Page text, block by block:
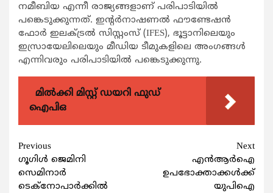
നമീബിയ എന്നീ രാജ്യങ്ങളാണ് പരിപാടിയിൽ
പങ്കെടുക്കുന്നത്. ഇന്റർനാഷണൽ ഫൗണ്ടേഷൻ
ഫോർ ഇലക്‌ട്രൽ സിസ്റ്റംസ് (IFES), ഭൂട്ടാനിലെയും
ഇസ്രായേലിലെയും മീഡിയ ടീമുകളിലെ അംഗങ്ങൾ
എന്നിവരും പരിപാടിയിൽ പങ്കെടുക്കുന്നു.
മിൽക്കി മിസ്റ്റ് ഡയറി ഫുഡ്
ഐപിഒ
Continue
Reading
Previous
ഗൂഗിള്‍ ജെമിനി
സെമിനാര്‍
ടെക്നോപാര്‍ക്കില്‍
Next
എന്‍ആര്‍ഐ
ഉപഭോക്താക്കള്‍ക്ക്
യുപിഐ